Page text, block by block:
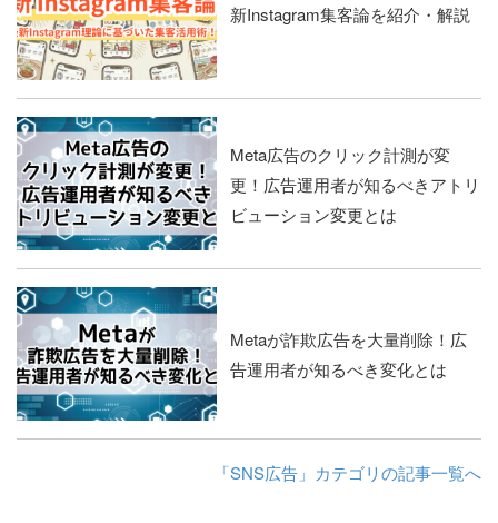
新Instagram集客論を紹介・解説
Meta広告のクリック計測が変
更！広告運用者が知るべきアトリ
ビューション変更とは
Metaが詐欺広告を大量削除！広
告運用者が知るべき変化とは
「SNS広告」カテゴリの記事一覧へ